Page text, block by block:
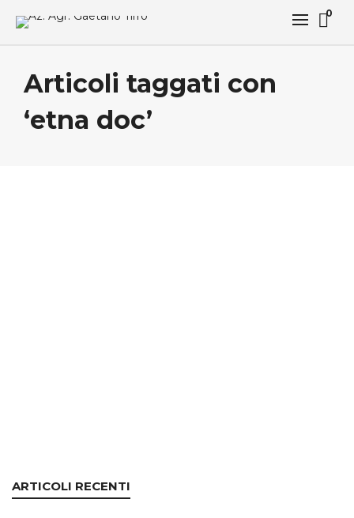
0
Articoli taggati con
‘etna doc’
ARTICOLI RECENTI